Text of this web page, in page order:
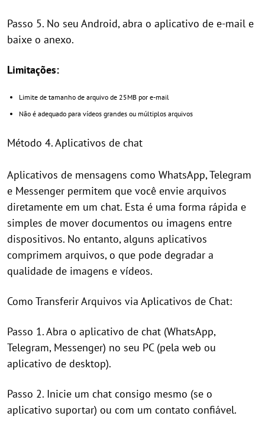
Passo 5. No seu Android, abra o aplicativo de e-mail e
baixe o anexo.
Limitações:
Limite de tamanho de arquivo de 25MB por e-mail
Não é adequado para vídeos grandes ou múltiplos arquivos
Método 4. Aplicativos de chat
Aplicativos de mensagens como WhatsApp, Telegram
e Messenger permitem que você envie arquivos
diretamente em um chat. Esta é uma forma rápida e
simples de mover documentos ou imagens entre
dispositivos. No entanto, alguns aplicativos
comprimem arquivos, o que pode degradar a
qualidade de imagens e vídeos.
Como Transferir Arquivos via Aplicativos de Chat:
Passo 1. Abra o aplicativo de chat (WhatsApp,
Telegram, Messenger) no seu PC (pela web ou
aplicativo de desktop).
Passo 2. Inicie um chat consigo mesmo (se o
aplicativo suportar) ou com um contato confiável.